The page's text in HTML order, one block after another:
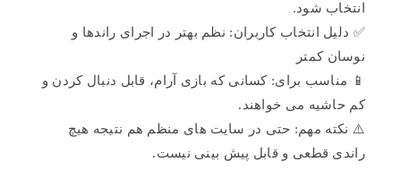
انتخاب شود.
✅ دلیل انتخاب کاربران: نظم بهتر در اجرای راندها و
نوسان کمتر
📱 مناسب برای: کسانی که بازی آرام، قابل دنبال کردن و
کم حاشیه می خواهند.
⚠️ نکته مهم: حتی در سایت های منظم هم نتیجه هیچ
راندی قطعی و قابل پیش بینی نیست.